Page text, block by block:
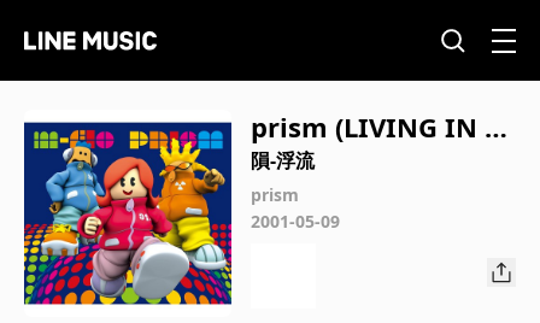
prism (LIVING IN T
OKYO REMIX)
隕-浮流
prism
2001-05-09